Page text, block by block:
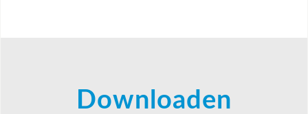
Downloaden